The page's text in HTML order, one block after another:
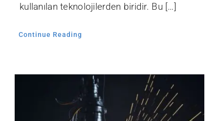
kullanılan teknolojilerden biridir. Bu […]
Continue Reading